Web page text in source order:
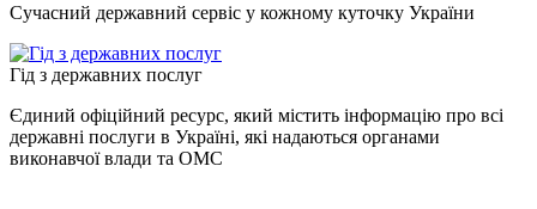
Сучасний державний сервіс у кожному куточку України
Гід з державних послуг
Єдиний офіційний ресурс, який містить інформацію про всі
державні послуги в Україні, які надаються органами
виконавчої влади та ОМС